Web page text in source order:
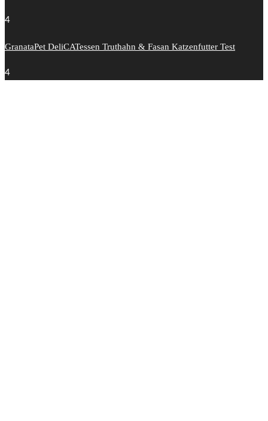
4
GranataPet DeliCATessen Truthahn & Fasan Katzenfutter Test
4